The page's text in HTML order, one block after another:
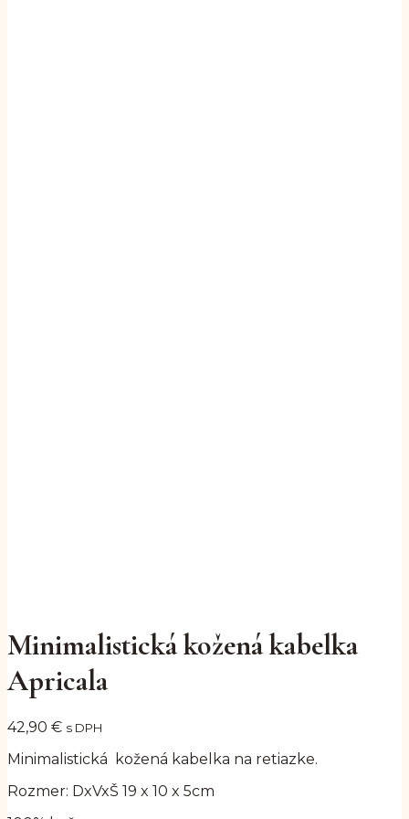
Minimalistická kožená kabelka
Apricala
42,90 € s DPH
Minimalistická kožená kabelka na retiazke.
Rozmer: DxVxŠ 19 x 10 x 5cm